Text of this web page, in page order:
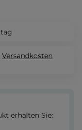
Versandkosten
erhalten Sie: